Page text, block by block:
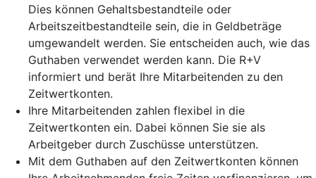
Dies können Gehaltsbestandteile oder
Arbeitszeitbestandteile sein, die in Geldbeträge
umgewandelt werden. Sie entscheiden auch, wie das
Guthaben verwendet werden kann. Die R+V
informiert und berät Ihre Mitarbeitenden zu den
Zeitwertkonten.
Ihre Mitarbeitenden zahlen flexibel in die
Zeitwertkonten ein. Dabei können Sie sie als
Arbeitgeber durch Zuschüsse unterstützen.
Mit dem Guthaben auf den Zeitwertkonten können